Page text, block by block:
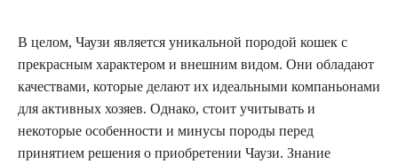
В целом, Чаузи является уникальной породой кошек с
прекрасным характером и внешним видом. Они обладают
качествами, которые делают их идеальными компаньонами
для активных хозяев. Однако, стоит учитывать и
некоторые особенности и минусы породы перед
принятием решения о приобретении Чаузи. Знание